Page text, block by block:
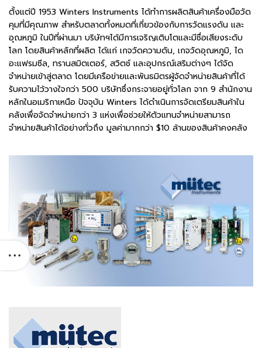
ตั้งแต่ปี 1953 Winters Instruments ได้ทำการผลิตสินค้าเครื่องมือวัด
คุมที่มีคุณภาพ สำหรับตลาดทั้งหมดที่เกี่ยวข้องกับการวัดแรงดัน และ
อุณหภูมิ ในปีที่ผ่านมา บริษัทฯได้มีการเจริญเติบโตและมีชื่อเสียงระดับ
โลก โดยสินค้าหลักที่ผลิต ได้แก่ เกจวัดความดัน, เกจวัดอุณหภูมิ, ได
อะแฟรมซีล, ทรานสมิตเตอร์, สวิตช์ และอุปกรณ์เสริมต่างๆ ได้จัด
จำหน่ายเข้าสู่ตลาด โดยมีเครือข่ายและพันธมิตรผู้จัดจำหน่ายสินค้าที่ได้
รับความไว้วางใจกว่า 500 บริษัทซึ่งกระจายอยู่ทั่วโลก จาก 9 สำนักงาน
หลักในอเมริกาเหนือ ปัจจุบัน Winters ได้ดำเนินการจัดเตรียมสินค้าใน
คลังเพื่อจัดจำหน่ายกว่า 3 แห่งเพื่อช่วยให้ตัวแทนจำหน่ายสามารถ
จำหน่ายสินค้าได้อย่างทั่วถึง มูลค่ามากกว่า $10 ล้านของสินค้าคงคลัง